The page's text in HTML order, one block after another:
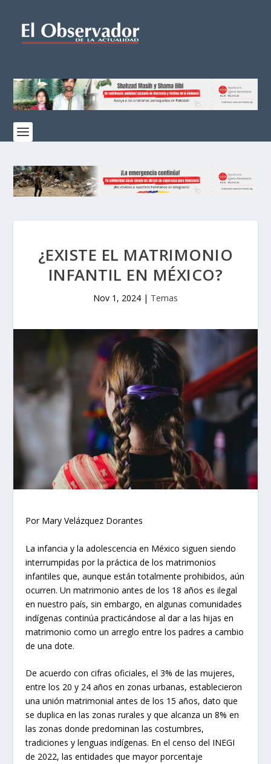
¿EXISTE EL MATRIMONIO
INFANTIL EN MÉXICO?
Nov 1, 2024 | Temas
Por Mary Velázquez Dorantes
La infancia y la adolescencia en México siguen siendo
interrumpidas por la práctica de los matrimonios
infantiles que, aunque están totalmente prohibidos, aún
ocurren. Un matrimonio antes de los 18 años es ilegal
en nuestro país, sin embargo, en algunas comunidades
indígenas continúa practicándose al dar a las hijas en
matrimonio como un arreglo entre los padres a cambio
de una dote.
De acuerdo con cifras oficiales, el 3% de las mujeres,
entre los 20 y 24 años en zonas urbanas, establecieron
una unión matrimonial antes de los 15 años, dato que
se duplica en las zonas rurales y que alcanza un 8% en
las zonas donde predominan las costumbres,
tradiciones y lenguas indígenas. En el censo del INEGI
de 2022, las entidades que mayor porcentaje